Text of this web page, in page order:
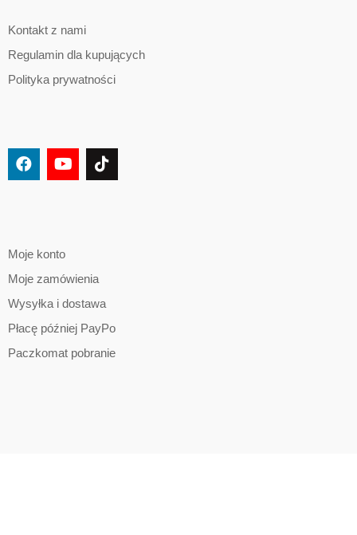
Kontakt z nami
Regulamin dla kupujących
Polityka prywatności
Moje konto
Moje zamówienia
Wysyłka i dostawa
Płacę później PayPo
Paczkomat pobranie